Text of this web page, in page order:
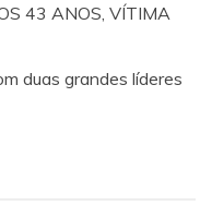
43 ANOS, VÍTIMA
duas grandes líderes